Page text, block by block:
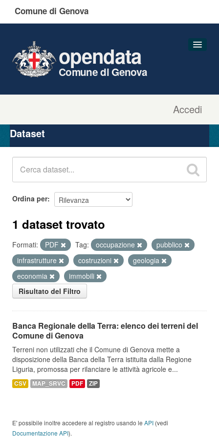
Comune di Genova
Accedi
opendata
Comune di Genova
Organizzazioni
Gruppi
Dataset
Ordina per
1 dataset trovato
Formati: PDF Tag: occupazione
pubblico
infrastrutture
costruzioni
geologia
economia
immobili
Risultato del Filtro
Banca Regionale della Terra: elenco dei terreni del
Comune di Genova
Terreni non utilizzati che il Comune di Genova mette a
disposizione della Banca della Terra istituita dalla Regione
Liguria, promossa per rilanciare le attività agricole e...
CSV MAP_SRVC PDF ZIP
E' possibile inoltre accedere al registro usando le API (vedi
Documentazione API).